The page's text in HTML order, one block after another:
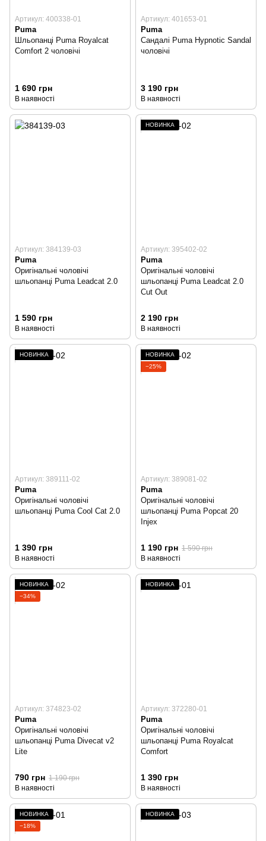
Артикул: 400338-01
Puma
Шльопанці Puma Royalcat
Comfort 2 чоловічі
1 690 грн
В наявності
Артикул: 401653-01
Puma
Сандалі Puma Hypnotic Sandal
чоловічі
3 190 грн
В наявності
Артикул: 384139-03
Puma
Оригінальні чоловічі
шльопанці Puma Leadcat 2.0
1 590 грн
В наявності
НОВИНКА
Артикул: 395402-02
Puma
Оригінальні чоловічі
шльопанці Puma Leadcat 2.0
Cut Out
2 190 грн
В наявності
НОВИНКА
Артикул: 389111-02
Puma
Оригінальні чоловічі
шльопанці Puma Cool Cat 2.0
1 390 грн
В наявності
НОВИНКА
−25%
Артикул: 389081-02
Puma
Оригінальні чоловічі
шльопанці Puma Popcat 20
Injex
1 190 грн 1 590 грн
В наявності
НОВИНКА
−34%
Артикул: 374823-02
Puma
Оригінальні чоловічі
шльопанці Puma Divecat v2
Lite
790 грн 1 190 грн
В наявності
НОВИНКА
Артикул: 372280-01
Puma
Оригінальні чоловічі
шльопанці Puma Royalcat
Comfort
1 390 грн
В наявності
НОВИНКА
−18%
НОВИНКА